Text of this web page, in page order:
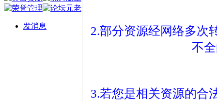
发消息
2.部分资源经网络多次
不
3.若您是相关资源的合